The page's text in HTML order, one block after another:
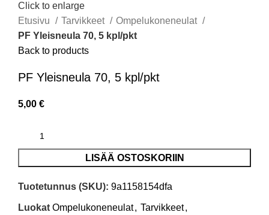
Click to enlarge
Etusivu
Tarvikkeet
Ompelukoneneulat
PF Yleisneula 70, 5 kpl/pkt
Back to products
PF Yleisneula 70, 5 kpl/pkt
5,00 €
LISÄÄ OSTOSKORIIN
Tuotetunnus (SKU): 9a1158154dfa
Luokat Ompelukoneneulat, Tarvikkeet,